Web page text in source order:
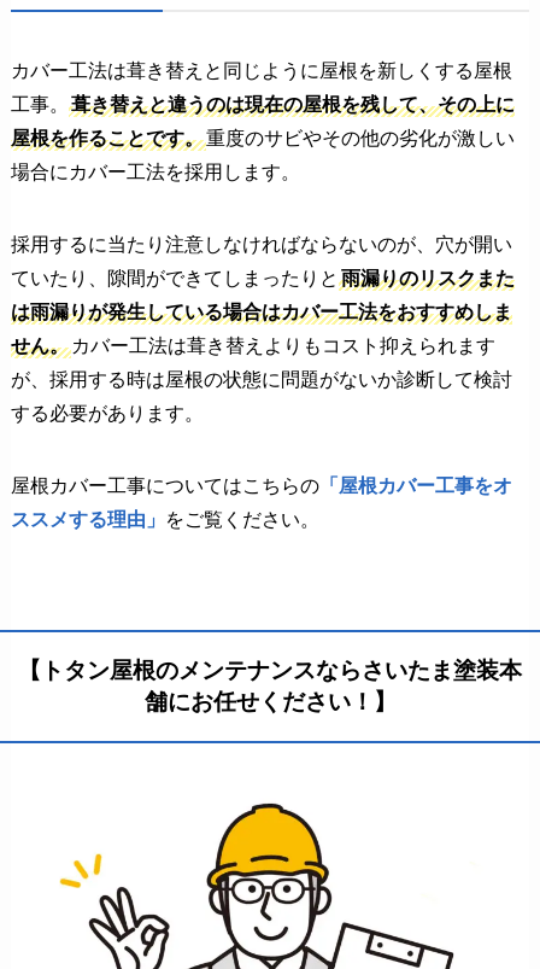
カバー工法は葺き替えと同じように屋根を新しくする屋根
工事。
葺き替えと違うのは現在の屋根を残して、その上に
屋根を作ることです。重度のサビやその他の劣化が激しい
場合にカバー工法を採用します。
採用するに当たり注意しなければならないのが、穴が開い
ていたり、隙間ができてしまったりと 雨漏りのリスクまた
は雨漏りが発生している場合はカバー工法をおすすめしま
せん。カバー工法は葺き替えよりもコスト抑えられます
が、採用する時は屋根の状態に問題がないか診断して検討
する必要があります。
屋根カバー工事についてはこちらの「屋根カバー工事をオ
ススメする理由」 をご覧ください。
【トタン屋根のメンテナンスならさいたま塗装本
舗にお任せください！】